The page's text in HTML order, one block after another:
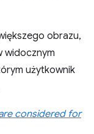
obrazu,
widocznym
użytkownik
considered for